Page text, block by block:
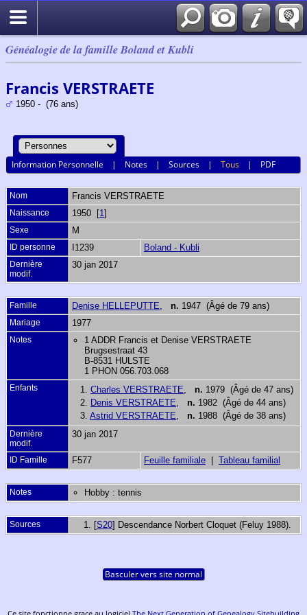
Généalogie de la famille Boland et Kubli
Francis VERSTRAETE
1950 - (76 ans)
Information Personnelle | Notes |Sources |Tous | PDF
Nom Francis VERSTRAETE
Naissance 1950 [1 ]
Sexe M
ID personne I1239 Boland - Kubli
Dernière
modif.
30 jan 2017
Famille Denise HELLEPUTTE n. 1947 (Âgé de 79 ans)
Mariage 1977
Notes
1 ADDR Francis et Denise VERSTRAETE
Brugsestraat 43
B-8531 HULSTE
1 PHON 056.703.068
Enfants 1. Charles VERSTRAETE n. 1979 (Âgé de 47 ans)
2.
Denis VERSTRAETE n. 1982 (Âgé de 44 ans)
3. Astrid VERSTRAETE n. 1988 (Âgé de 38 ans)
Dernière
modif.
30 jan 2017
ID Famille F577 Feuille familiale Tableau familial
Notes Hobby : tennis
Sources [S20] Descendance Norbert Cloquet (Feluy 1988).
Basculer vers site normal